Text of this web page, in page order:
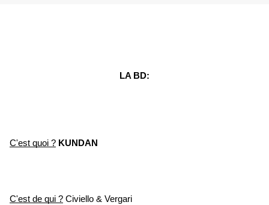
LA BD:
C'est quoi ? KUNDAN
C'est de qui ? Civiello & Vergari